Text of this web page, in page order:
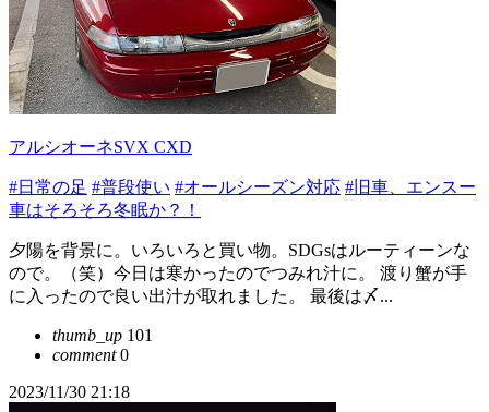
アルシオーネSVX CXD
#日常の足 #普段使い #オールシーズン対応 #旧車、エンスー
車はそろそろ冬眠か？！
夕陽を背景に。いろいろと買い物。SDGsはルーティーンな
ので。（笑）今日は寒かったのでつみれ汁に。 渡り蟹が手
に入ったので良い出汁が取れました。 最後は〆...
thumb_up 101
comment0
2023/11/30 21:18